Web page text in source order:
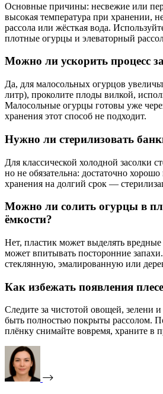
Основные причины: несвежие или
высокая температура при хранении,
рассола или жёсткая вода.
плотные огурцы и элеваторный
Можно ли ускорить процесс
Да, для малосольных огурцов
литр), проколите плоды вилкой,
Малосольные огурцы готовы уже
хранения этот способ не подходит.
Нужно ли стерилизовать
Для классической холодной засолки
но не обязательна: достаточно
хранения на долгий срок —
Можно ли солить огурцы в
ёмкости?
Нет, пластик может выделять вредные
может впитывать посторонние
стеклянную, эмалированную или
Как избежать появления
Следите за чистотой овощей,
быть полностью покрыты рассолом.
плёнку снимайте вовремя, храните в